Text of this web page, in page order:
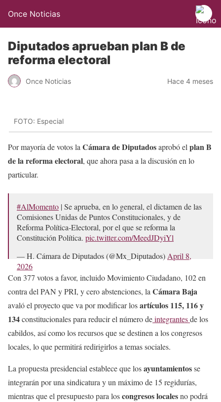
Once Noticias
Diputados aprueban plan B de
reforma electoral
Once Noticias Hace 4 meses
FOTO: Especial
Por mayoría de votos la Cámara de Diputadosaprobó el plan B
de la reforma electoral, que ahora pasa a la discusión en lo
particular.
#AlMomento | Se aprueba, en lo general, el dictamen de las
Comisiones Unidas de Puntos Constitucionales, y de
Reforma Política-Electoral, por el que se reforma la
Constitución Política. pic.twitter.com/MeedJDyiYl
— H. Cámara de Diputados (@Mx_Diputados) April 8,
2026
Con 377 votos a favor, incluido Movimiento Ciudadano, 102 en
contra del PAN y PRI, y cero abstenciones, la Cámara Baja
avaló el proyecto que va por modificar losartículos 115, 116 y
134constitucionales para reducir el número deintegrantesde los
cabildos, así como los recursos que se destinen a los congresos
locales, lo que permitirá redirigirlos a temas sociales.
La propuesta presidencial establece que losayuntamientosse
integrarán por una sindicatura y un máximo de 15 regidurías,
mientras que el presupuesto para loscongresos localesno podrá